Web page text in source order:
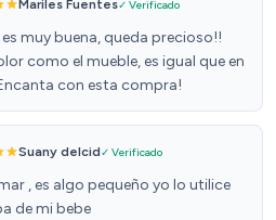
Mariles Fuentes✓ Verificado
muy buena, queda precioso!!
como el mueble, es igual que en
con esta compra!
Suany delcid✓ Verificado
, es algo pequeño yo lo utilice
de mi bebe